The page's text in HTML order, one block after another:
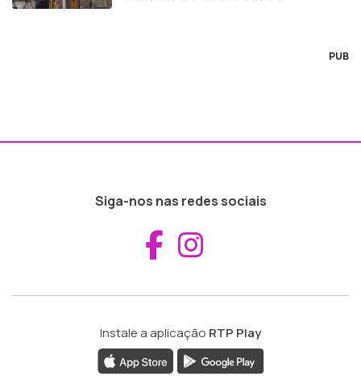
PUB
Siga-nos nas redes sociais
Aceder ao
Instale a aplicação RTP Play